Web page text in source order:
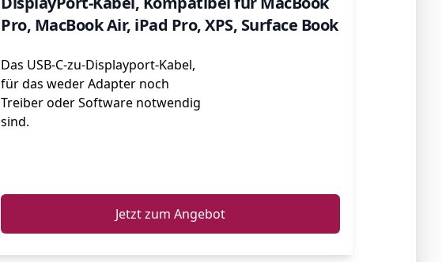
Pro, MacBook Air, iPad Pro, XPS, Surface Book
Das USB-C-zu-Displayport-Kabel,
für das weder Adapter noch
Treiber oder Software notwendig
sind.
Jetzt zum Angebot